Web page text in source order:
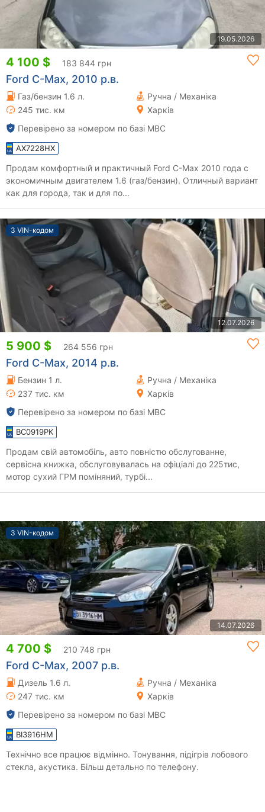
19.05.2026
4 100 $ 183 844 грн
Ford C-Max, 2010 р.в.
Газ/бензин 1.6 л.
Ручна / Механіка
245 тис. км
Харків
Перевірено за номером по базі МВС
AX7228HX
Продам комфортный и практичный Ford C-Max 2010 года с
экономичным двигателем 1.6 (газ/бензин). Отличный вариант
как для города, так и для по...
З VIN-кодом
12.07.2026
5 900 $ 264 556 грн
Ford C-Max, 2014 р.в.
Бензин 1 л.
Ручна / Механіка
237 тис. км
Харків
Перевірено за номером по базі МВС
BC0919PK
Продам свій автомобіль, авто повністю обслугованне,
сервісна книжка, обслуговувалась на офіціалі до 225тис,
мотор сухий ГРМ поміняний, турбі...
З VIN-кодом
14.07.2026
4 700 $ 210 748 грн
Ford C-Max, 2007 р.в.
Дизель 1.6 л.
Ручна / Механіка
247 тис. км
Харків
Перевірено за номером по базі МВС
BI3916HM
Технічно все працює відмінно. Тонування, підігрів лобового
стекла, акустика. Більш детально по телефону.